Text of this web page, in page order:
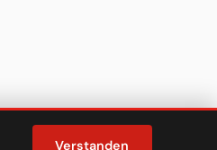
Verstanden